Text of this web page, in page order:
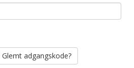
Glemt adgangskode?